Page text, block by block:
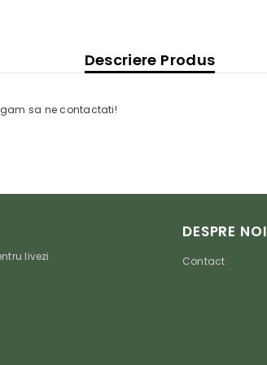
Descriere Produs
sa ne contactati!
livezi
DESPRE NOI
Contact